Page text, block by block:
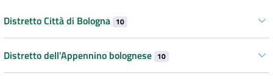
Distretto Città di Bologna 10
Distretto dell’Appennino bolognese 10